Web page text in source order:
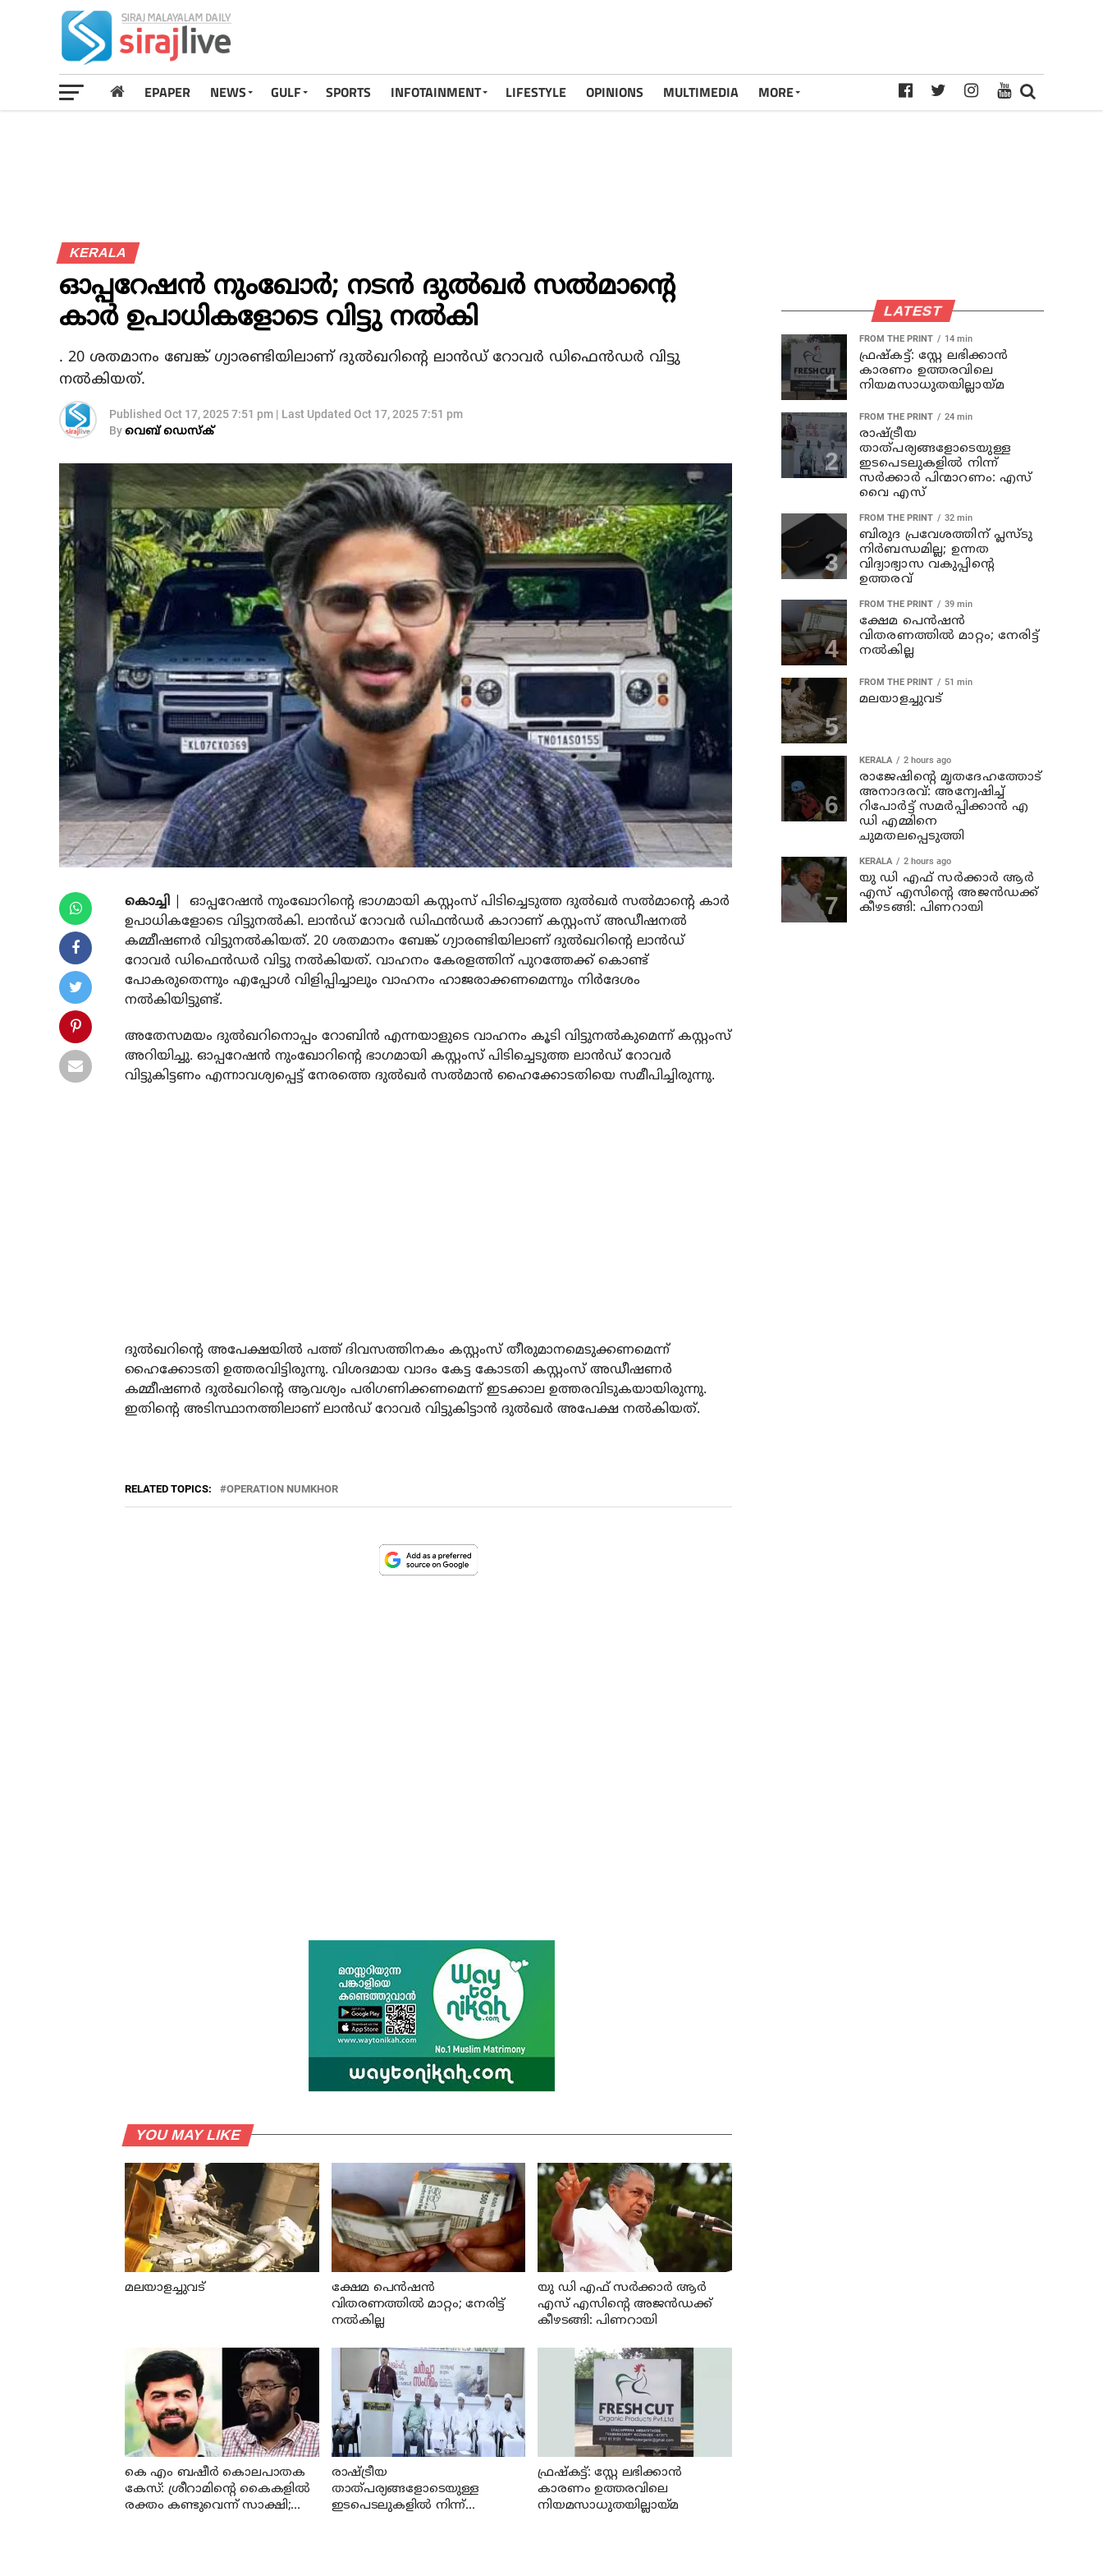
EPAPER NEWS GULF SPORTS INFOTAINMENT LIFESTYLE OPINIONS MULTIMEDIA MORE
KERALA
ഓപ്പറേഷന്‍ നുംഖോര്‍; നടന്‍ ദുല്‍ഖര്‍ സല്‍മാന്റെ
കാര്‍ ഉപാധികളോടെ വിട്ടു നല്‍കി
. 20 ശതമാനം ബേങ്ക് ഗ്യാരണ്ടിയിലാണ് ദുല്‍ഖറിന്റെ ലാന്‍ഡ് റോവര്‍ ഡിഫെന്‍ഡര്‍ വിട്ടു
നല്‍കിയത്.
Published Oct 17, 2025 7:51 pm | Last Updated Oct 17, 2025 7:51 pm
Byവെബ് ഡെസ്‌ക്
കൊച്ചി | ഓപ്പറേഷന്‍ നുംഖോറിന്റെ ഭാഗമായി കസ്റ്റംസ് പിടിച്ചെടുത്ത ദുല്‍ഖര്‍ സല്‍മാന്റെ കാര്‍
ഉപാധികളോടെ വിട്ടുനല്‍കി. ലാന്‍ഡ് റോവര്‍ ഡിഫന്‍ഡര്‍ കാറാണ് കസ്റ്റംസ് അഡീഷനല്‍
കമ്മീഷണര്‍ വിട്ടുനല്‍കിയത്. 20 ശതമാനം ബേങ്ക് ഗ്യാരണ്ടിയിലാണ് ദുല്‍ഖറിന്റെ ലാന്‍ഡ്
റോവര്‍ ഡിഫെന്‍ഡര്‍ വിട്ടു നല്‍കിയത്. വാഹനം കേരളത്തിന് പുറത്തേക്ക് കൊണ്ട്
പോകരുതെന്നും എപ്പോള്‍ വിളിപ്പിച്ചാലും വാഹനം ഹാജരാക്കണമെന്നും നിര്‍ദേശം
നല്‍കിയിട്ടുണ്ട്.
അതേസമയം ദുല്‍ഖറിനൊപ്പം റോബിന്‍ എന്നയാളുടെ വാഹനം കൂടി വിട്ടുനല്‍കുമെന്ന് കസ്റ്റംസ്
അറിയിച്ചു. ഓപ്പറേഷന്‍ നുംഖോറിന്റെ ഭാഗമായി കസ്റ്റംസ് പിടിച്ചെടുത്ത ലാന്‍ഡ് റോവര്‍
വിട്ടുകിട്ടണം എന്നാവശ്യപ്പെട്ട് നേരത്തെ ദുല്‍ഖര്‍ സല്‍മാന്‍ ഹൈക്കോടതിയെ സമീപിച്ചിരുന്നു.
ദുല്‍ഖറിന്റെ അപേക്ഷയില്‍ പത്ത് ദിവസത്തിനകം കസ്റ്റംസ് തീരുമാനമെടുക്കണമെന്ന്
ഹൈക്കോടതി ഉത്തരവിട്ടിരുന്നു. വിശദമായ വാദം കേട്ട കോടതി കസ്റ്റംസ് അഡീഷണര്‍
കമ്മീഷണര്‍ ദുല്‍ഖറിന്റെ ആവശ്യം പരിഗണിക്കണമെന്ന് ഇടക്കാല ഉത്തരവിടുകയായിരുന്നു.
ഇതിന്റെ അടിസ്ഥാനത്തിലാണ് ലാന്‍ഡ് റോവര്‍ വിട്ടുകിട്ടാന്‍ ദുല്‍ഖര്‍ അപേക്ഷ നല്‍കിയത്.
RELATED TOPICS: OPERATION NUMKHOR
YOU MAY LIKE
മലയാളച്ചുവട്
ക്ഷേമ പെന്‍ഷന്‍
വിതരണത്തില്‍ മാറ്റം; നേരിട്ട്
നല്‍കില്ല
യു ഡി എഫ് സര്‍ക്കാര്‍ ആര്‍
എസ് എസിന്റെ അജന്‍ഡക്ക്‌
കീഴടങ്ങി: പിണറായി
കെ എം ബഷീര്‍ കൊലപാതക
കേസ്: ശ്രീറാമിന്റെ കൈകളില്‍
രക്തം കണ്ടുവെന്ന് സാക്ഷി;
രാഷ്ട്രീയ
താത്പര്യങ്ങളോടെയുള്ള
ഇടപെടലുകളില്‍ നിന്ന്
ഫ്രഷ്‌കട്ട്: സ്റ്റേ ലഭിക്കാന്‍
കാരണം ഉത്തരവിലെ
നിയമസാധുതയില്ലായ്മ
LATEST
FROM THE PRINT 14 min
ഫ്രഷ്‌കട്ട്: സ്റ്റേ ലഭിക്കാന്‍
കാരണം ഉത്തരവിലെ
നിയമസാധുതയില്ലായ്മ
FROM THE PRINT 24 min
രാഷ്ട്രീയ
താത്പര്യങ്ങളോടെയുള്ള
ഇടപെടലുകളില്‍ നിന്ന്
സര്‍ക്കാര്‍ പിന്മാറണം: എസ്
വൈ എസ്
FROM THE PRINT 32 min
ബിരുദ പ്രവേശത്തിന് പ്ലസ്ടു
നിര്‍ബന്ധമില്ല; ഉന്നത
വിദ്യാഭ്യാസ വകുപ്പിന്റെ
ഉത്തരവ്
FROM THE PRINT 39 min
ക്ഷേമ പെന്‍ഷന്‍
വിതരണത്തില്‍ മാറ്റം; നേരിട്ട്
നല്‍കില്ല
FROM THE PRINT 51 min
മലയാളച്ചുവട്
KERALA 2 hours ago
രാജേഷിന്റെ മൃതദേഹത്തോട്
അനാദരവ്: അന്വേഷിച്ച്
റിപോര്‍ട്ട് സമര്‍പ്പിക്കാന്‍ എ
ഡി എമ്മിനെ
ചുമതലപ്പെടുത്തി
KERALA 2 hours ago
യു ഡി എഫ് സര്‍ക്കാര്‍ ആര്‍
എസ് എസിന്റെ അജന്‍ഡക്ക്‌
കീഴടങ്ങി: പിണറായി